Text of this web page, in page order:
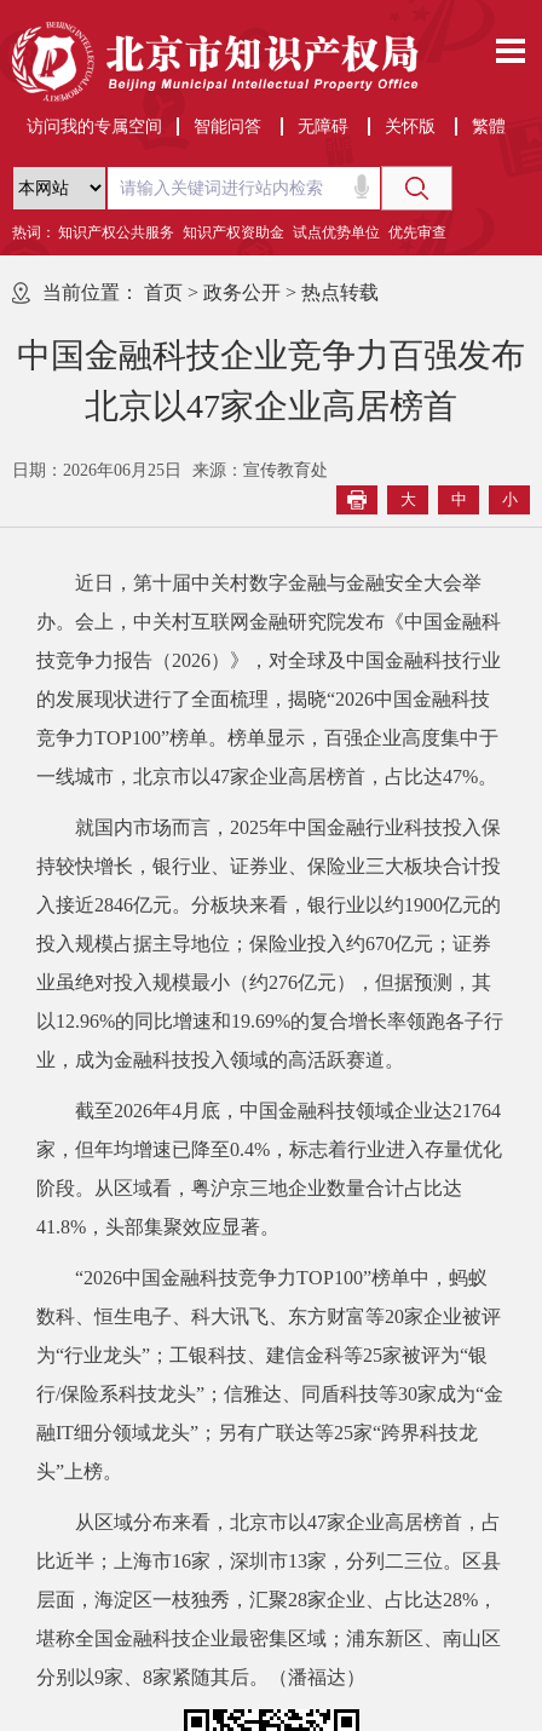
访问我的专属空间 智能问答 无障碍 关怀版 繁體
热词： 知识产权公共服务 知识产权资助金 试点优势单位 优先审查
当前位置： 首页 > 政务公开 > 热点转载
中国金融科技企业竞争力百强发布
北京以47家企业高居榜首
日期：2026年06月25日
来源：宣传教育处
大
中 小
近日，第十届中关村数字金融与金融安全大会举
办。会上，中关村互联网金融研究院发布《中国金融科
技竞争力报告（2026）》，对全球及中国金融科技行业
的发展现状进行了全面梳理，揭晓“2026中国金融科技
竞争力TOP100”榜单。榜单显示，百强企业高度集中于
一线城市，北京市以47家企业高居榜首，占比达47%。
就国内市场而言，2025年中国金融行业科技投入保
持较快增长，银行业、证券业、保险业三大板块合计投
入接近2846亿元。分板块来看，银行业以约1900亿元的
投入规模占据主导地位；保险业投入约670亿元；证券
业虽绝对投入规模最小（约276亿元），但据预测，其
以12.96%的同比增速和19.69%的复合增长率领跑各子行
业，成为金融科技投入领域的高活跃赛道。
截至2026年4月底，中国金融科技领域企业达21764
家，但年均增速已降至0.4%，标志着行业进入存量优化
阶段。从区域看，粤沪京三地企业数量合计占比达
41.8%，头部集聚效应显著。
“2026中国金融科技竞争力TOP100”榜单中，蚂蚁
数科、恒生电子、科大讯飞、东方财富等20家企业被评
为“行业龙头”；工银科技、建信金科等25家被评为“银
行/保险系科技龙头”；信雅达、同盾科技等30家成为“金
融IT细分领域龙头”；另有广联达等25家“跨界科技龙
头”上榜。
从区域分布来看，北京市以47家企业高居榜首，占
比近半；上海市16家，深圳市13家，分列二三位。区县
层面，海淀区一枝独秀，汇聚28家企业、占比达28%，
堪称全国金融科技企业最密集区域；浦东新区、南山区
分别以9家、8家紧随其后。（潘福达）